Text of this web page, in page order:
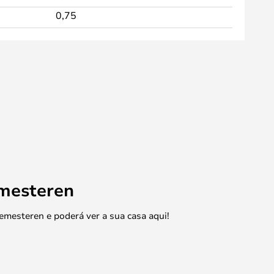
0,75
e poderá ver a sua casa aqui!